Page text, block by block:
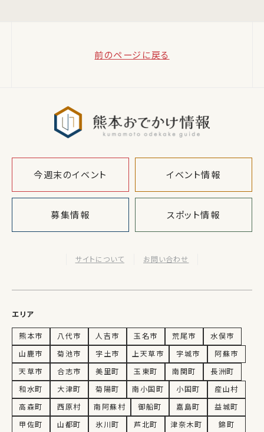
前のページに戻る
今週末のイベント イベント情報
募集情報 スポット情報
サイトについて お問い合わせ
エリア
熊本市 八代市 人吉市 玉名市 荒尾市
水俣市
山鹿市
菊池市 宇土市 上天草市 宇城市
阿蘇市
天草市
合志市 美里町 玉東町 南関町
長洲町
和水町
大津町 菊陽町 南小国町 小国町
産山村
高森町
西原村 南阿蘇村 御船町 嘉島町
益城町
甲佐町
山都町 氷川町 芦北町 津奈木町 錦町